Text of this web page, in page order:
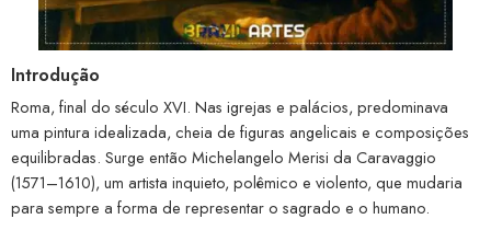
Introdução
Roma, final do século XVI. Nas igrejas e palácios, predominava
uma pintura idealizada, cheia de figuras angelicais e composições
equilibradas. Surge então Michelangelo Merisi da Caravaggio
(1571–1610), um artista inquieto, polêmico e violento, que mudaria
para sempre a forma de representar o sagrado e o humano.